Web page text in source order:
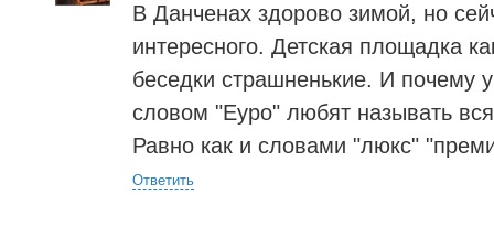
В Данченах здорово зимой, но
интересного. Детская площадка
беседки страшненькие. И почему
словом "Еуро" любят называть
Равно как и словами "люкс"
Ответить